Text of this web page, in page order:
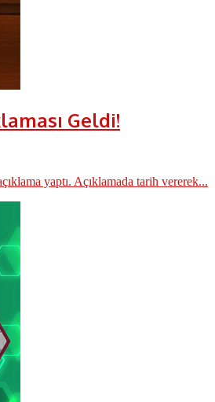
Geldi!
yaptı. Açıklamada tarih vererek...